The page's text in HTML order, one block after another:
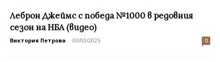
Леброн Джеймс с победа №1000 в редовния
сезон на НБА (видео)
Виктория Петрова - 03/03/2025 0